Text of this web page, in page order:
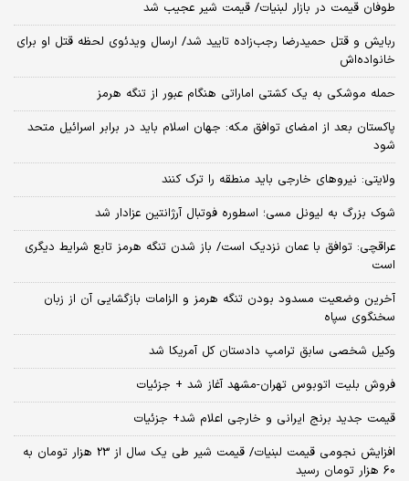
طوفان قیمت در بازار لبنیات/ قیمت شیر عجیب شد
ربایش و قتل حمیدرضا رجب‌زاده تایید شد/ ارسال ویدئوی لحظه قتل او برای
خانواده‌اش
حمله موشکی به یک کشتی اماراتی هنگام عبور از تنگه هرمز
پاکستان بعد از امضای توافق مکه: جهان اسلام باید در برابر اسرائیل متحد
شود
ولایتی: نیروهای خارجی باید منطقه را ترک کنند
شوک بزرگ به لیونل مسی؛ اسطوره فوتبال آرژانتین عزادار شد
عراقچی: توافق با عمان نزدیک است/ باز شدن تنگه هرمز تابع شرایط دیگری
است
آخرین وضعیت مسدود بودن تنگه هرمز و الزامات بازگشایی آن از زبان
سخنگوی سپاه
وکیل شخصی سابق ترامپ دادستان کل آمریکا شد
فروش بلیت اتوبوس تهران-مشهد آغاز شد + جزئیات
قیمت جدید برنج ایرانی و خارجی اعلام شد+ جزئیات
افزایش نجومی قیمت لبنیات/ قیمت شیر طی یک سال از 23 هزار تومان به
60 هزار تومان رسید